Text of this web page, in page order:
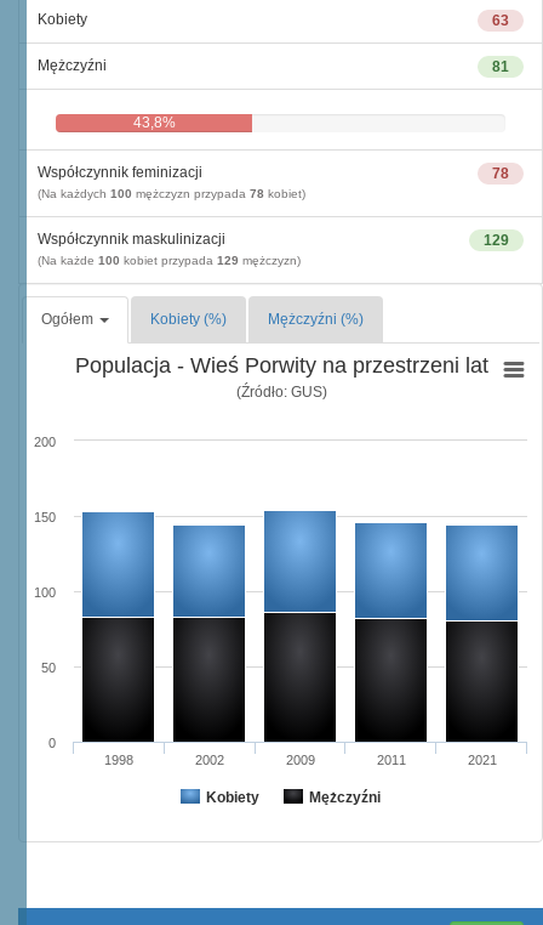
63
Kobiety
81
Mężczyźni
43,8%
78
Współczynnik feminizacji
(Na każdych 100 mężczyzn przypada 78 kobiet)
129
Współczynnik maskulinizacji
(Na każde 100 kobiet przypada 129 mężczyzn)
Ogółem Kobiety (%) Mężczyźni (%)
Populacja - Wieś Porwity na przestrzeni lat
(Źródło: GUS)
Kobiety Mężczyźni
1998 2002 2009 2011 2021
0
50
100
150
200